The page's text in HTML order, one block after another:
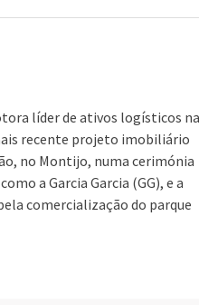
líder de ativos logísticos na
recente projeto imobiliário
no Montijo, numa cerimónia
a Garcia Garcia (GG), e a
comercialização do parque